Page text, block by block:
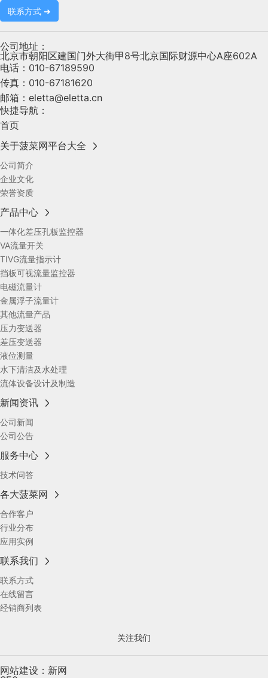
联系方式 ➜
公司地址：
北京市朝阳区建国门外大街甲8号北京国际财源中心A座602A
电话： 010-67189590
传真： 010-67181620
邮箱： eletta@eletta.cn
快捷导航：
首页
关于菠菜网平台大全
公司简介
企业文化
荣誉资质
产品中心
一体化差压孔板监控器
VA流量开关
TIVG流量指示计
挡板可视流量监控器
电磁流量计
金属浮子流量计
其他流量产品
压力变送器
差压变送器
液位测量
水下清洁及水处理
流体设备设计及制造
新闻资讯
公司新闻
公司公告
服务中心
技术问答
各大菠菜网
合作客户
行业分布
应用实例
联系我们
联系方式
在线留言
经销商列表
关注我们
网站建设：新网